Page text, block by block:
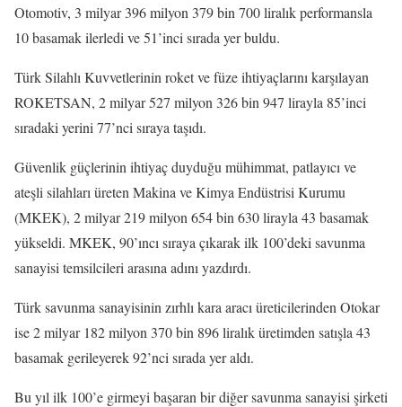
Otomotiv, 3 milyar 396 milyon 379 bin 700 liralık performansla
10 basamak ilerledi ve 51’inci sırada yer buldu.
Türk Silahlı Kuvvetlerinin roket ve füze ihtiyaçlarını karşılayan
ROKETSAN, 2 milyar 527 milyon 326 bin 947 lirayla 85’inci
sıradaki yerini 77’nci sıraya taşıdı.
Güvenlik güçlerinin ihtiyaç duyduğu mühimmat, patlayıcı ve
ateşli silahları üreten Makina ve Kimya Endüstrisi Kurumu
(MKEK), 2 milyar 219 milyon 654 bin 630 lirayla 43 basamak
yükseldi. MKEK, 90’ıncı sıraya çıkarak ilk 100’deki savunma
sanayisi temsilcileri arasına adını yazdırdı.
Türk savunma sanayisinin zırhlı kara aracı üreticilerinden Otokar
ise 2 milyar 182 milyon 370 bin 896 liralık üretimden satışla 43
basamak gerileyerek 92’nci sırada yer aldı.
Bu yıl ilk 100’e girmeyi başaran bir diğer savunma sanayisi şirketi